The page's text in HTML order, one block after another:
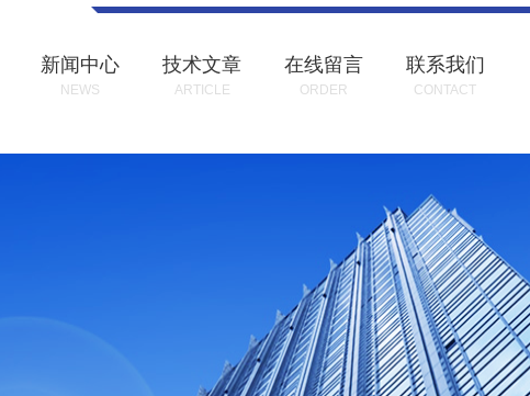
新闻中心
NEWS
技术文章
ARTICLE
在线留言
ORDER
联系我们
CONTACT